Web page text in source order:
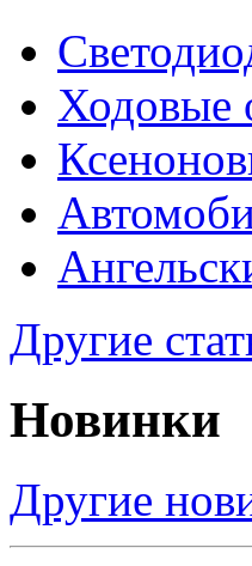
Ходовые
Другие
Новинки
Другие